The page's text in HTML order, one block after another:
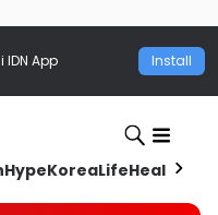
App Install
HypeKoreaLifeHealth